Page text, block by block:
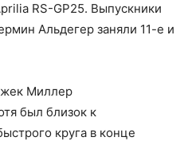
RS-GP25. Выпускники
Альдегер заняли 11-е и
Миллер
был близок к
круга в конце